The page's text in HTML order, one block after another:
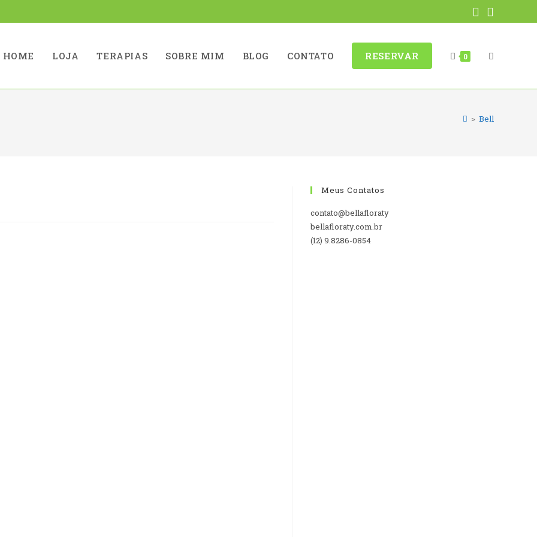
HOME LOJA TERAPIAS SOBRE MIM BLOG CONTATO RESERVAR 0 ALTERNAR
PESQUISA
> Bell
Meus Contatos
contato@bellafloraty
bellafloraty.com.br
(12) 9.8286-0854